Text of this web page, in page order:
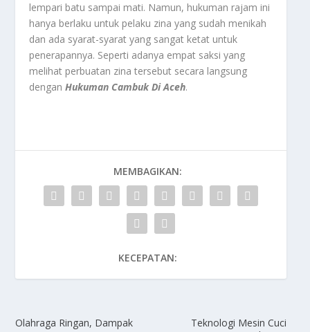
lempari batu sampai mati. Namun, hukuman rajam ini
hanya berlaku untuk pelaku zina yang sudah menikah
dan ada syarat-syarat yang sangat ketat untuk
penerapannya. Seperti adanya empat saksi yang
melihat perbuatan zina tersebut secara langsung
denganHukuman Cambuk Di Aceh.
MEMBAGIKAN:
KECEPATAN:
Olahraga Ringan, Dampak
Teknologi Mesin Cuci